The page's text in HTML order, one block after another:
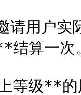
用户实
结算一次
级**的